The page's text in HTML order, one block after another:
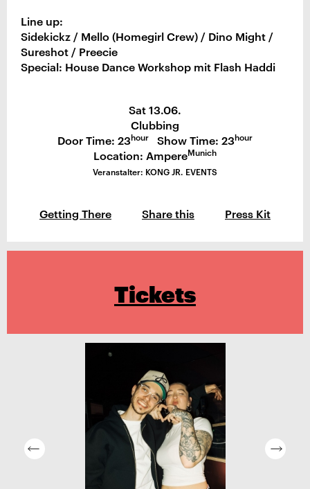
Line up:
Sidekickz / Mello (Homegirl Crew) / Dino Might /
Sureshot / Preecie
Special: House Dance Workshop mit Flash Haddi
Sat 13.06.
Clubbing
Door Time: 23hour Show Time: 23hour
Location: AmpereMunich
Veranstalter: KONG JR. EVENTS
Getting There Share this Press Kit
Tickets